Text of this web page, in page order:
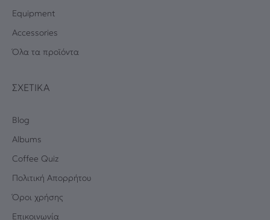
Equipment
Accessories
Όλα τα προϊόντα
ΣΧΕΤΙΚΆ
Blog
Albums
Coffee Quiz
Πολιτική Απορρήτου
Όροι χρήσης
Επικοινωνία